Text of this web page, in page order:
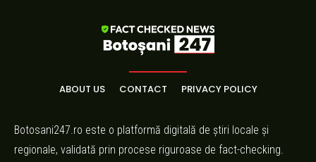
ABOUT US CONTACT PRIVACY POLICY
Botosani247.ro este o platformă digitală de știri locale și
regionale, validată prin procese riguroase de fact-checking.